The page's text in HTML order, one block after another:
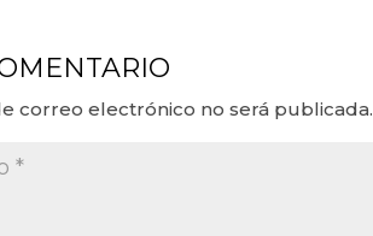
correo electrónico no será publicada.